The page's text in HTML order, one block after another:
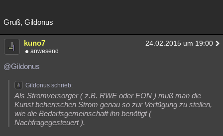
Gruß, Gildonus
kuno7 24.02.2015 um 19:00
anwesend
@Gildonus
Gildonus schrieb:
Als Stromversorger ( z.B. RWE oder EON ) muß man die
Kunst beherrschen Strom genau so zur Verfügung zu stellen,
wie die Bedarfsgemeinschaft ihn benötigt (
Nachfragegesteuert ).